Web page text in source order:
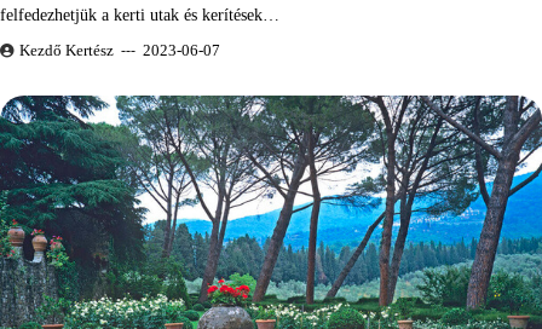
felfedezhetjük a kerti utak és kerítések…
Kezdő Kertész 2023-06-07